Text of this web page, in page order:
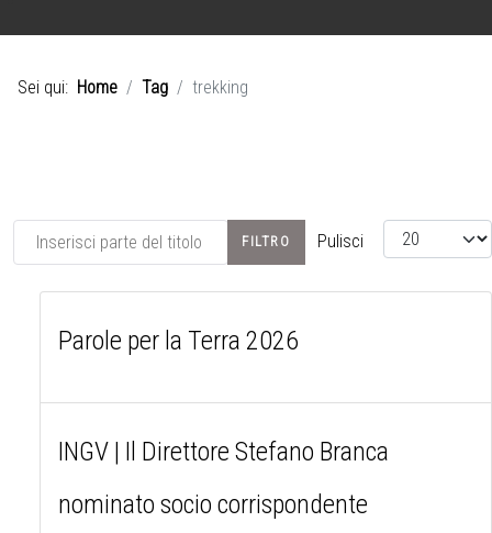
Sei qui: Home Tag trekking
Inserisci parte del titolo FILTRO Pulisci Visualizza #
Parole per la Terra 2026
INGV | Il Direttore Stefano Branca
nominato socio corrispondente